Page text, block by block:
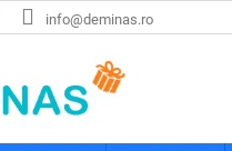
info@deminas.ro